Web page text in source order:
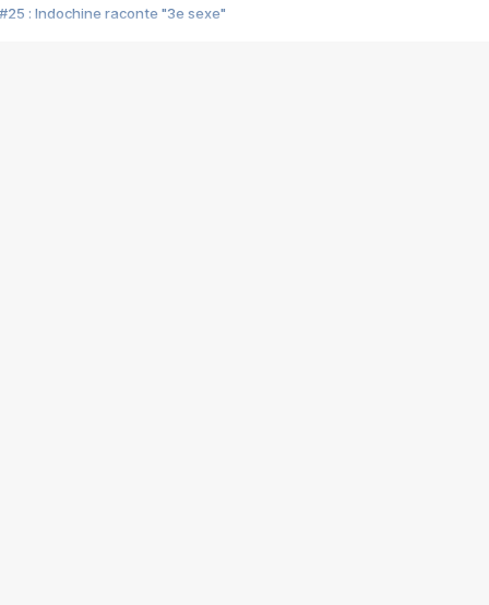
#25 : Indochine raconte "3e sexe"